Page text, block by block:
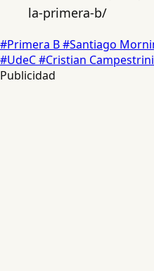
la-primera-b/
#Primera B#Santiago
#UdeC#Cristian Campestrini
Publicidad